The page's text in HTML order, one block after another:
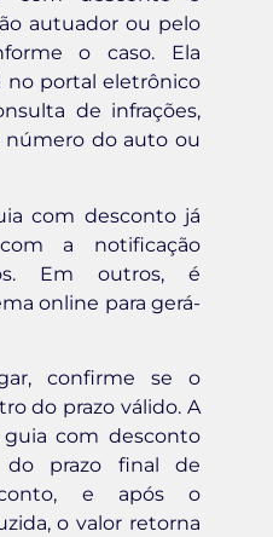
autuador ou pelo
o caso. Ela
no portal eletrônico
de infrações,
do auto ou
com desconto já
a notificação
Em outros, é
online para gerá-
confirme se o
do prazo válido. A
com desconto
do prazo final de
e após o
o valor retorna